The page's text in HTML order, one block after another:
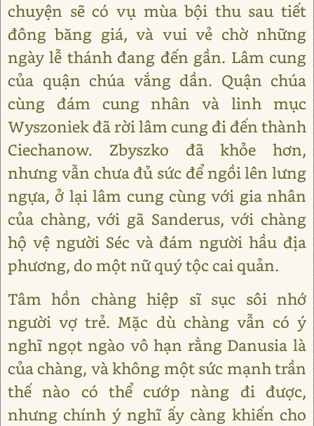
chuyện sẽ có vụ mùa bội thu sau tiết
đông băng giá, và vui vẻ chờ những
ngày lễ thánh đang đến gần. Lâm cung
của quận chúa vắng dần. Quận chúa
cùng đám cung nhân và linh mục
Wyszoniek đã rời lâm cung đi đến thành
Ciechanow. Zbyszko đã khỏe hơn,
nhưng vẫn chưa đủ sức để ngồi lên lưng
ngựa, ở lại lâm cung cùng với gia nhân
của chàng, với gã Sanderus, với chàng
hộ vệ người Séc và đám người hầu địa
phương, do một nữ quý tộc cai quản.
Tâm hồn chàng hiệp sĩ sục sôi nhớ
người vợ trẻ. Mặc dù chàng vẫn có ý
nghĩ ngọt ngào vô hạn rằng Danusia là
của chàng, và không một sức mạnh trần
thế nào có thể cướp nàng đi được,
nhưng chính ý nghĩ ấy càng khiến cho